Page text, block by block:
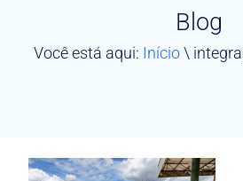
Blog
Você está aqui: Início\